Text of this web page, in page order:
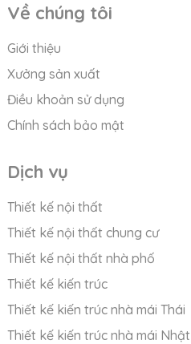
Về chúng tôi
Giới thiệu
Xưởng sản xuất
Điều khoản sử dụng
Chính sách bảo mật
Dịch vụ
Thiết kế nội thất
Thiết kế nội thất chung cư
Thiết kế nội thất nhà phố
Thiết kế kiến trúc
Thiết kế kiến trúc nhà mái Thái
Thiết kế kiến trúc nhà mái Nhật